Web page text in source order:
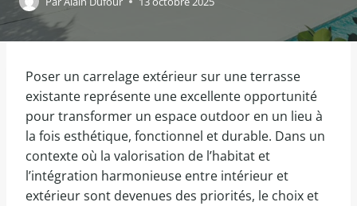
Poser un carrelage extérieur sur une terrasse
existante représente une excellente opportunité
pour transformer un espace outdoor en un lieu à
la fois esthétique, fonctionnel et durable. Dans un
contexte où la valorisation de l’habitat et
l’intégration harmonieuse entre intérieur et
extérieur sont devenues des priorités, le choix et